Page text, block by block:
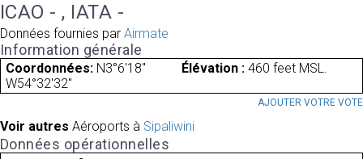
ICAO - , IATA -
Données fournies par Airmate
Information générale
Coordonnées: N3°6'18"
W54°32'32"
Élévation : 460 feet MSL.
AJOUTER VOTRE VOTE
Voir autres Aéroports à Sipaliwini
Données opérationnelles